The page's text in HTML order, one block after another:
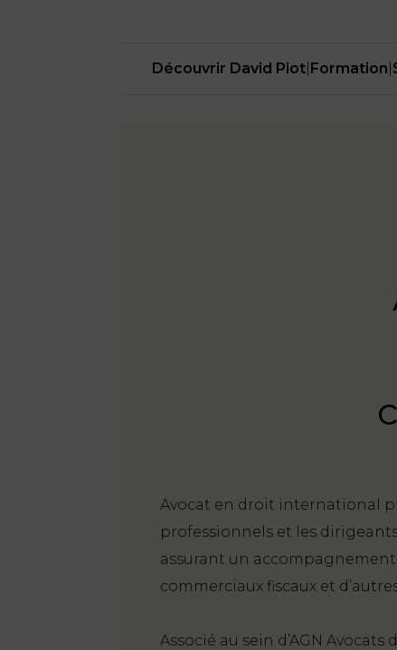
Découvrir David Piot Formation
Avocat en droit international
professionnels et les
assurant un
commerciaux fiscaux et
Associé au sein d’AGN